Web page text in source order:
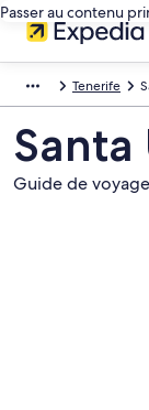
Passer au contenu
Tenerife
Santa
Guide de voyage